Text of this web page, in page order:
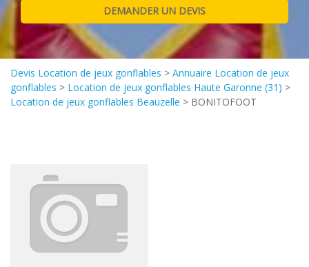
Devis Location de jeux gonflables > Annuaire Location de jeux
gonflables > Location de jeux gonflables Haute Garonne (31) >
Location de jeux gonflables Beauzelle > BONITOFOOT